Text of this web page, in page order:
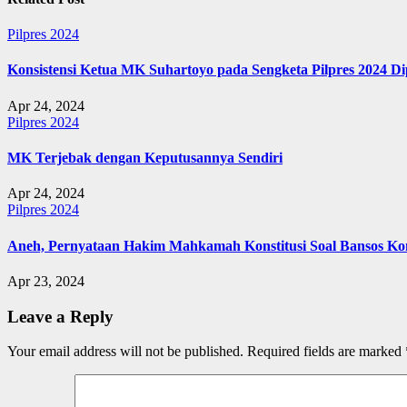
Pilpres 2024
Konsistensi Ketua MK Suhartoyo pada Sengketa Pilpres 2024
Apr 24, 2024
Pilpres 2024
MK Terjebak dengan Keputusannya Sendiri
Apr 24, 2024
Pilpres 2024
Aneh, Pernyataan Hakim Mahkamah Konstitusi Soal Bansos
Apr 23, 2024
Leave a Reply
Your email address will not be published. Required fields are marked